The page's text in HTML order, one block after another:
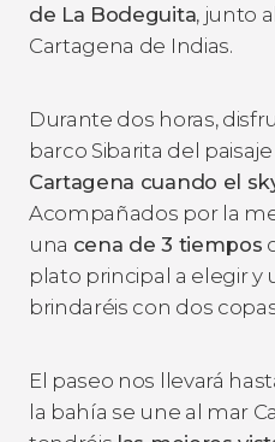
de La Bodeguita, junto
Cartagena de Indias.
Durante dos horas,
barco Sibarita del
Cartagena cuando el
Acompañados por la
una cena de 3 tiempos
plato principal a elegir y
brindaréis con dos
El paseo nos llevará
la bahía se une al mar